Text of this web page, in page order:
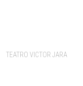
TEATRO VICTOR JARA